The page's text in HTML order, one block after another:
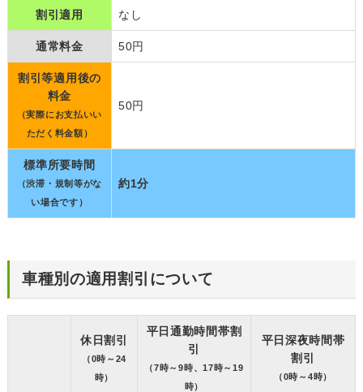
割引適用 なし
通常料金 50円
割引等適用後の
料金
（実際にお支払いい
ただく料金額）
50円
標準所要時間
（渋滞・規制等がな
い場合です）
約1分
車種別の適用割引について
休日割引
（0時～24
時）
平日通勤時間帯割
引
（7時～9時、17時～19
時）
平日深夜時間帯
割引
（0時～4時）